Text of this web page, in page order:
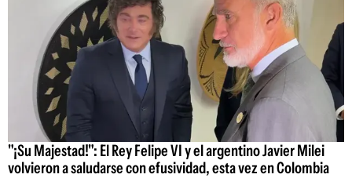
"¡Su Majestad!": El Rey Felipe VI y el argentino Javier Milei
volvieron a saludarse con efusividad, esta vez en Colombia